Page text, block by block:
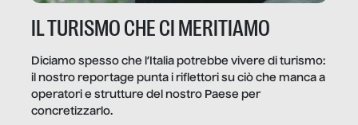
IL TURISMO CHE CI MERITIAMO
Diciamo spesso che l’Italia potrebbe vivere di turismo:
il nostro reportage punta i riflettori su ciò che manca a
operatori e strutture del nostro Paese per
concretizzarlo.